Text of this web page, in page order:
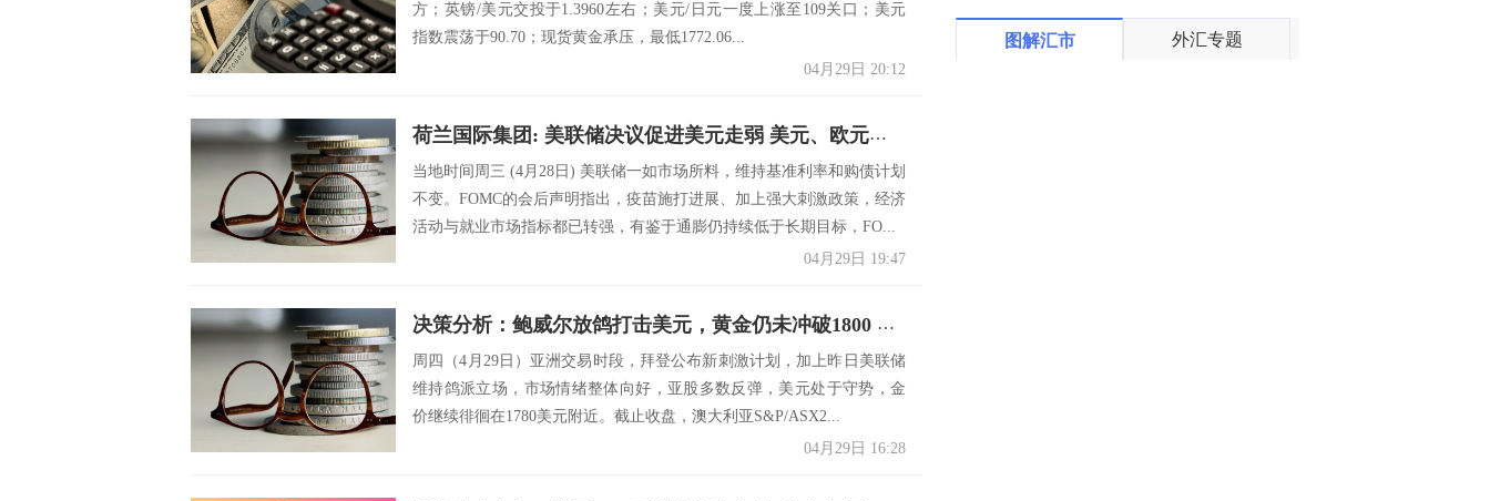
方；英镑/美元交投于1.3960左右；美元/日元一度上涨至109关口；美元
指数震荡于90.70；现货黄金承压，最低1772.06...
04月29日 20:12
荷兰国际集团: 美联储决议促进美元走弱 美元、欧元、英镑走势分析
当地时间周三 (4月28日) 美联储一如市场所料，维持基准利率和购债计划
不变。FOMC的会后声明指出，疫苗施打进展、加上强大刺激政策，经济
活动与就业市场指标都已转强，有鉴于通膨仍持续低于长期目标，FO...
04月29日 19:47
决策分析：鲍威尔放鸽打击美元，黄金仍未冲破1800 今日两大数据来袭
周四（4月29日）亚洲交易时段，拜登公布新刺激计划，加上昨日美联储
维持鸽派立场，市场情绪整体向好，亚股多数反弹，美元处于守势，金
价继续徘徊在1780美元附近。截止收盘，澳大利亚S&P/ASX2...
04月29日 16:28
图解汇市 外汇专题